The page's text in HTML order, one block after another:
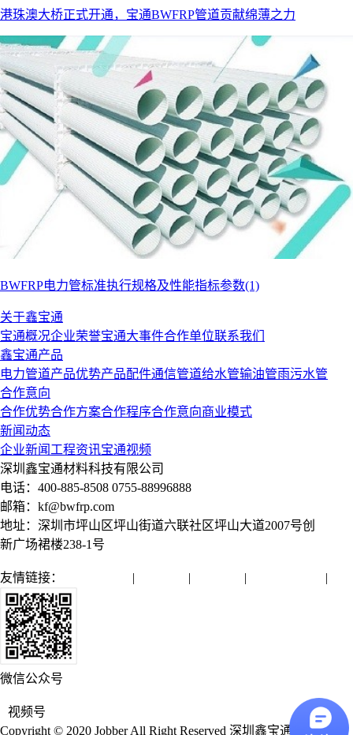
港珠澳大桥正式开通，宝通BWFRP管道贡献绵薄之力
BWFRP电力管标准执行规格及性能指标参数(1)
关于鑫宝通
宝通概况企业荣誉宝通大事件合作单位联系我们
鑫宝通产品
电力管道产品优势产品配件通信管道给水管输油管雨污水管
合作意向
合作优势合作方案合作程序合作意向商业模式
新闻动态
企业新闻 工程资讯宝通视频
深圳鑫宝通材料科技有限公司
电话：400-885-8508 0755-88996888
邮箱：kf@bwfrp.com
地址：深圳市坪山区坪山街道六联社区坪山大道2007号创
新广场裙楼238-1号
友情链接： | | | |
微信公众号
视频号
Copyright © 2020 Jobber All Right Reserved 深圳鑫宝通材料科技